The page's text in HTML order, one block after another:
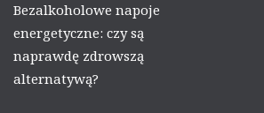
Bezalkoholowe napoje
energetyczne: czy są
naprawdę zdrowszą
alternatywą?